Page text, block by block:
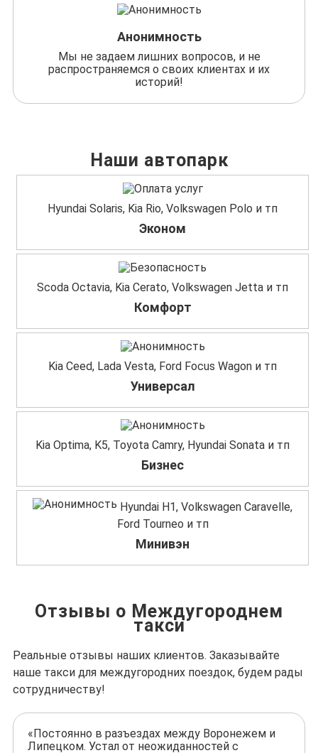
Анонимность
Мы не задаем лишних вопросов, и не
распространяемся о своих клиентах и их
историй!
Наши автопарк
Hyundai Solaris, Kia Rio, Volkswagen Polo и тп
Эконом
Scoda Octavia, Kia Cerato, Volkswagen Jetta и тп
Комфорт
Kia Ceed, Lada Vesta, Ford Focus Wagon и тп
Универсал
Kia Optima, K5, Toyota Camry, Hyundai Sonata и тп
Бизнес
Hyundai H1, Volkswagen Caravelle,
Ford Tourneo и тп
Минивэн
Отзывы о Междугороднем
такси
Реальные отзывы наших клиентов. Заказывайте
наше такси для междугородних поездок, будем рады
сотрудничеству!
«Постоянно в разъездах между Воронежем и
Липецком. Устал от неожиданностей с